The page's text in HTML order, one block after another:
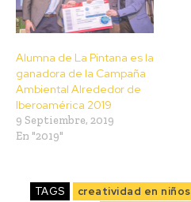
Alumna de La Pintana es la
ganadora de la Campaña
Ambiental Alrededor de
Iberoamérica 2019
9 Septiembre, 2019
En "2019"
TAGS creatividad en niños